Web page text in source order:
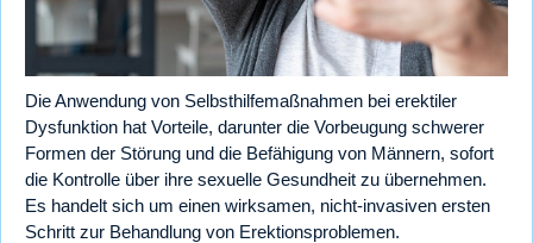
Die Anwendung von Selbsthilfemaßnahmen bei erektiler
Dysfunktion hat Vorteile, darunter die Vorbeugung schwerer
Formen der Störung und die Befähigung von Männern, sofort
die Kontrolle über ihre sexuelle Gesundheit zu übernehmen.
Es handelt sich um einen wirksamen, nicht-invasiven ersten
Schritt zur Behandlung von Erektionsproblemen.